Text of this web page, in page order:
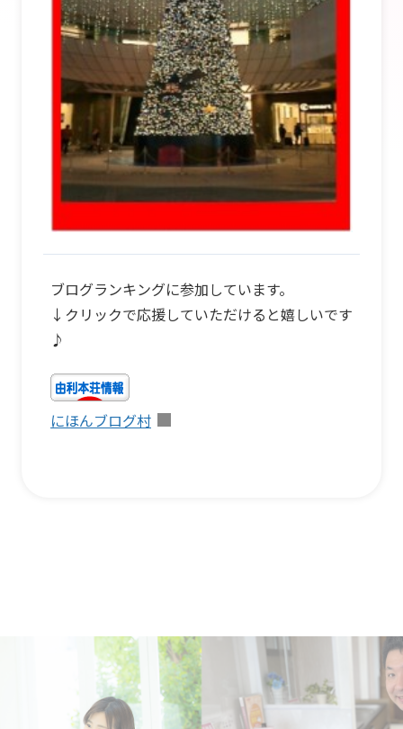
ブログランキングに参加しています。
↓クリックで応援していただけると嬉しいです
♪
にほんブログ村